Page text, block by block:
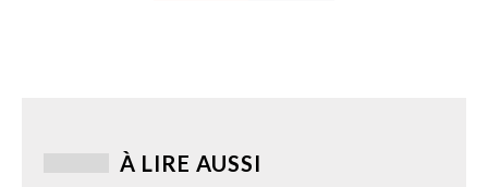
À LIRE AUSSI